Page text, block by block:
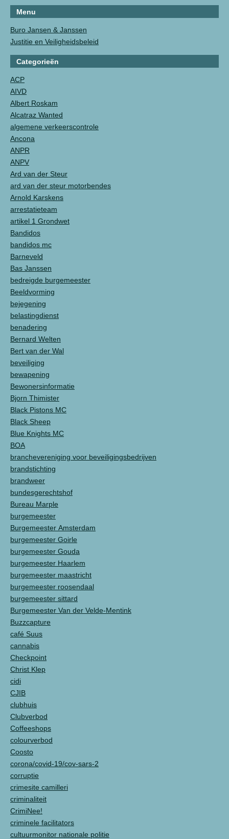
Menu
Buro Jansen & Janssen
Justitie en Veiligheidsbeleid
Categorieën
ACP
AIVD
Albert Roskam
Alcatraz Wanted
algemene verkeerscontrole
Ancona
ANPR
ANPV
Ard van der Steur
ard van der steur motorbendes
Arnold Karskens
arrestatieteam
artikel 1 Grondwet
Bandidos
bandidos mc
Barneveld
Bas Janssen
bedreigde burgemeester
Beeldvorming
bejegening
belastingdienst
benadering
Bernard Welten
Bert van der Wal
beveiliging
bewapening
Bewonersinformatie
Bjorn Thimister
Black Pistons MC
Black Sheep
Blue Knights MC
BOA
branchevereniging voor beveiligingsbedrijven
brandstichting
brandweer
bundesgerechtshof
Bureau Marple
burgemeester
Burgemeester Amsterdam
burgemeester Goirle
burgemeester Gouda
burgemeester Haarlem
burgemeester maastricht
burgemeester roosendaal
burgemeester sittard
Burgemeester Van der Velde-Mentink
Buzzcapture
café Suus
cannabis
Checkpoint
Christ Klep
cidi
CJIB
clubhuis
Clubverbod
Coffeeshops
colourverbod
Coosto
corona/covid-19/cov-sars-2
corruptie
crimesite camilleri
criminaliteit
CrimiNee!
criminele facilitators
cultuurmonitor nationale politie